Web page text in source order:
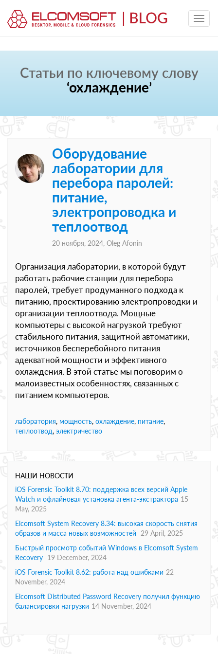
Статьи по ключевому слову
‘охлаждение’
Оборудование
лаборатории для
перебора паролей:
питание,
электропроводка и
теплоотвод
20 ноября, 2024, Oleg Afonin
Организация лаборатории, в которой будут
работать рабочие станции для перебора
паролей, требует продуманного подхода к
питанию, проектированию электропроводки и
организации теплоотвода. Мощные
компьютеры с высокой нагрузкой требуют
стабильного питания, защитной автоматики,
источников бесперебойного питания
адекватной мощности и эффективного
охлаждения. В этой статье мы поговорим о
малоизвестных особенностях, связанных с
питанием компьютеров.
лаборатория, мощность, охлаждение, питание,
теплоотвод, электричество
НАШИ НОВОСТИ
iOS Forensic Toolkit 8.70: поддержка всех версий Apple
Watch и офлайновая установка агента-экстрактора 15
May, 2025
Elcomsoft System Recovery 8.34: высокая скорость снятия
образов и масса новых возможностей
29 April, 2025
Быстрый просмотр событий Windows в Elcomsoft System
Recovery 19 December, 2024
iOS Forensic Toolkit 8.62: работа над ошибками 22
November, 2024
Elcomsoft Distributed Password Recovery получил функцию
балансировки нагрузки 14 November, 2024